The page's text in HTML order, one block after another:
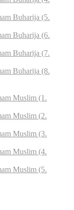
Buharija (5.
Buharija (6.
Buharija (7.
Buharija (8.
Muslim (1.
Muslim (2.
Muslim (3.
Muslim (4.
Muslim (5.